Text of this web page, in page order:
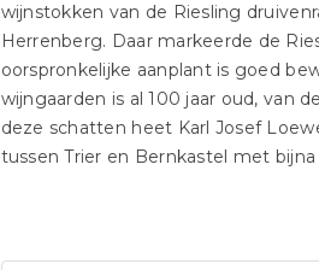
wijnstokken van de Riesling
Herrenberg. Daar markeerde de
oorspronkelijke aanplant is goed
wijngaarden is al 100 jaar oud, van
deze schatten heet Karl Josef
tussen Trier en Bernkastel met bijna